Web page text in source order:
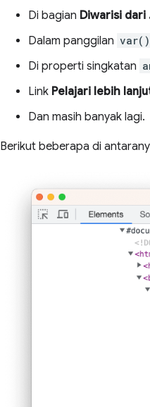
Di bagian Diwarisi dari
Dalam panggilan var()
Di properti singkatan
Link Pelajari lebih
Dan masih banyak lagi.
Berikut beberapa di